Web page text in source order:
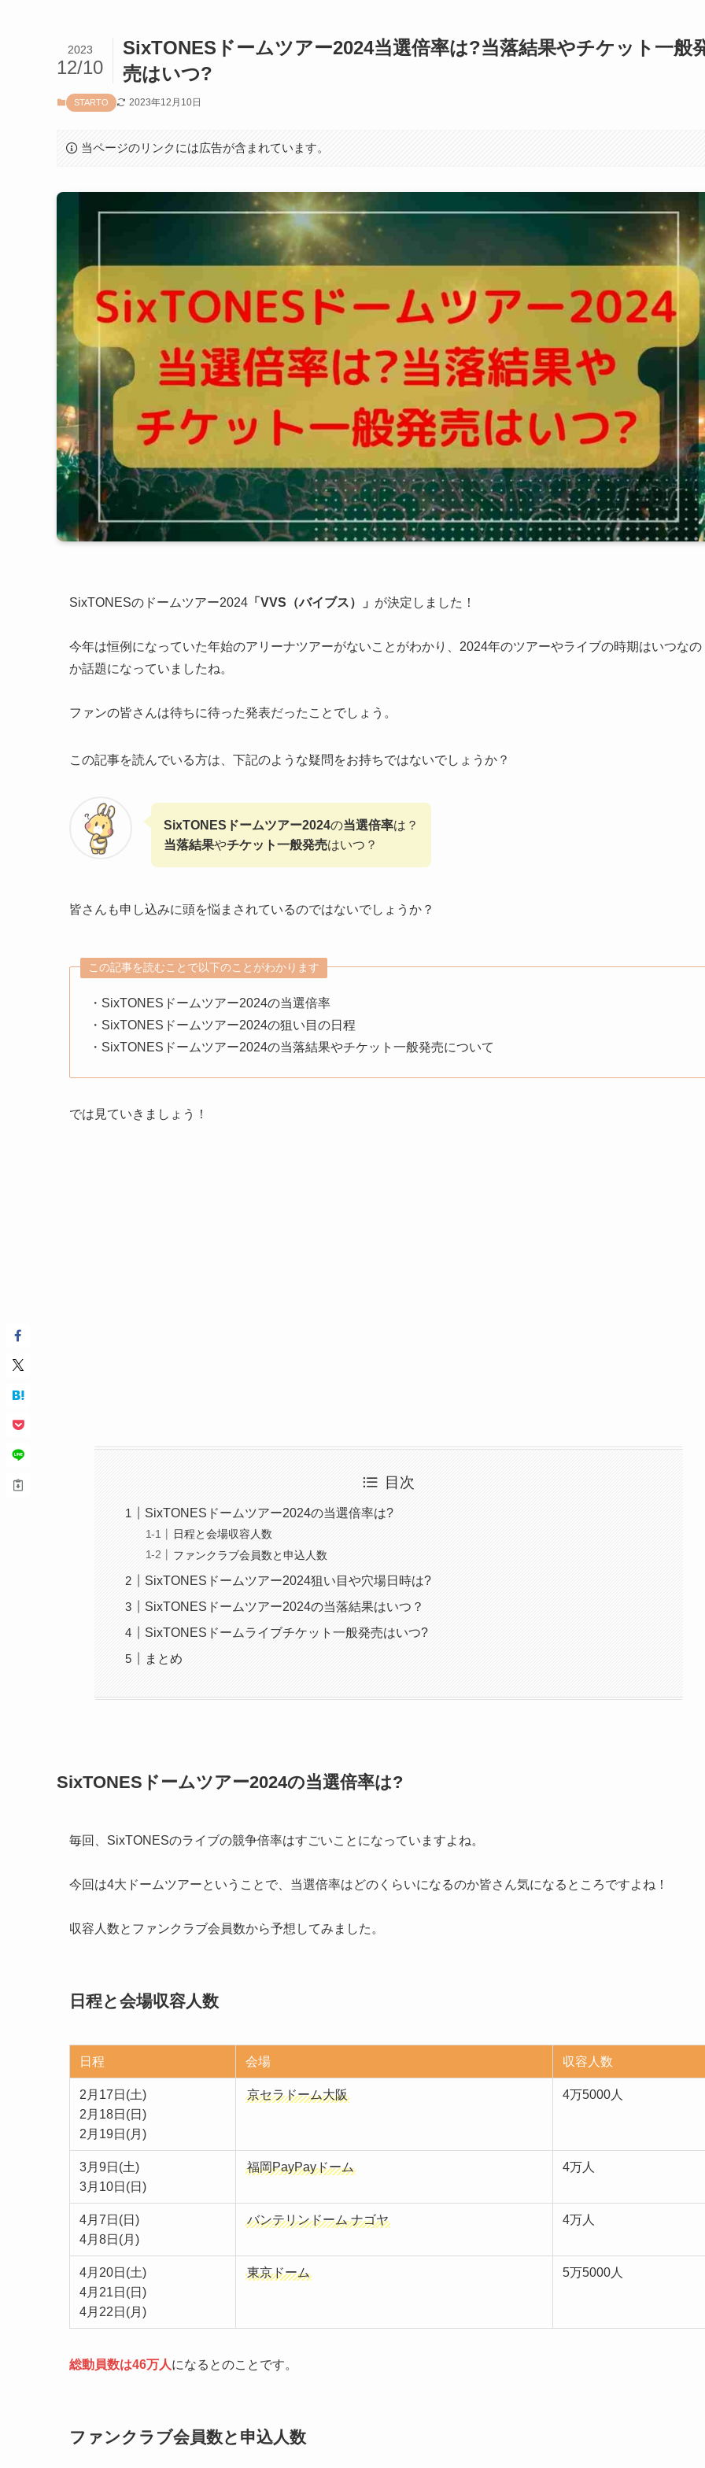
SixTONESドームツアー2024当選倍率は?当落結果やチケット一般
売はいつ?
2023
12/10
STARTO 2023年12月10日
当ページのリンクには広告が含まれています。
SixTONESのドームツアー2024 「VVS（バイブス）」 が決定しました！
今年は恒例になっていた年始のアリーナツアーがないことがわかり、2024年のツアーやライブの時期はいつなの
か話題になっていましたね。
ファンの皆さんは待ちに待った発表だったことでしょう。
この記事を読んでいる方は、下記のような疑問をお持ちではないでしょうか？
SixTONESドームツアー2024の当選倍率は？
当落結果やチケット一般発売はいつ？
皆さんも申し込みに頭を悩まされているのではないでしょうか？
この記事を読むことで以下のことがわかります
・SixTONESドームツアー2024の当選倍率
・SixTONESドームツアー2024の狙い目の日程
・SixTONESドームツアー2024の当落結果やチケット一般発売について
では見ていきましょう！
目次
SixTONESドームツアー2024の当選倍率は?
日程と会場収容人数
ファンクラブ会員数と申込人数
SixTONESドームツアー2024狙い目や穴場日時は?
SixTONESドームツアー2024の当落結果はいつ？
SixTONESドームライブチケット一般発売はいつ?
まとめ
SixTONESドームツアー2024の当選倍率は?
毎回、SixTONESのライブの競争倍率はすごいことになっていますよね。
今回は4大ドームツアーということで、当選倍率はどのくらいになるのか皆さん気になるところですよね！
収容人数とファンクラブ会員数から予想してみました。
日程と会場収容人数
日程 会場 収容人数
2月17日(土)
2月18日(日)
2月19日(月)
京セラドーム大阪 4万5000人
3月9日(土)
3月10日(日)
福岡PayPayドーム 4万人
4月7日(日)
4月8日(月)
バンテリンドーム ナゴヤ 4万人
4月20日(土)
4月21日(日)
4月22日(月)
東京ドーム 5万5000人
総動員数は46万人になるとのことです。
ファンクラブ会員数と申込人数